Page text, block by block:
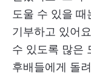
도울 수 있을
기부하고 있어
수 있도록 많은
후배들에게 돌